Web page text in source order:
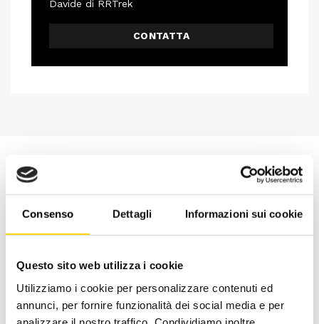
Consenso Dettagli Informazioni sui cookie
Questo sito web utilizza i cookie
Utilizziamo i cookie per personalizzare contenuti ed
annunci, per fornire funzionalità dei social media e per
Davide di RRTrek
CONTATTA